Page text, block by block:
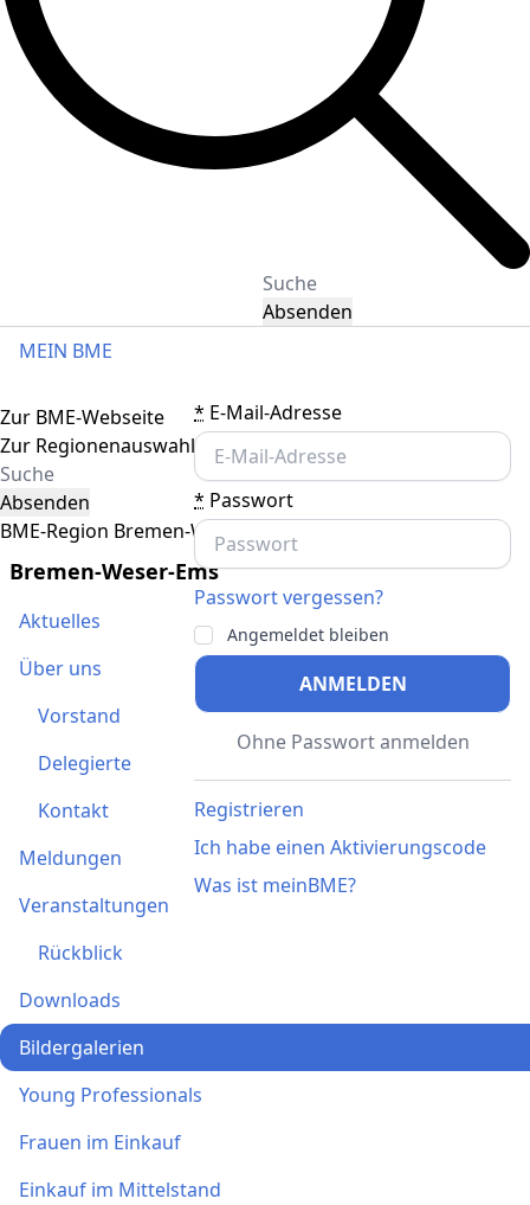
Absenden
MEIN BME
* E-Mail-Adresse
* Passwort
Passwort vergessen?
Angemeldet bleiben
ANMELDEN
Ohne Passwort anmelden
Registrieren
Ich habe einen Aktivierungscode
Was ist meinBME?
Toggle navigation
Zur BME-Webseite
Zur Regionenauswahl
Absenden
BME-Region Bremen-Weser-Ems
Bremen-Weser-Ems
Aktuelles
Über uns
Vorstand
Delegierte
Kontakt
Meldungen
Veranstaltungen
Rückblick
Downloads
Bildergalerien
Young Professionals
Frauen im Einkauf
Einkauf im Mittelstand